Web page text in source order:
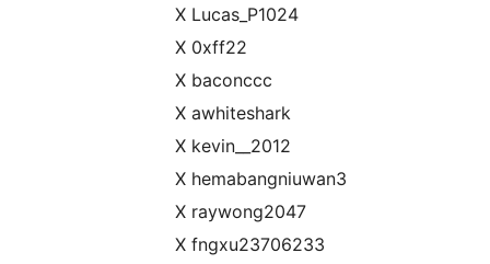
X Lucas_P1024
X 0xff22
X baconccc
X awhiteshark
X kevin__2012
X hemabangniuwan3
X raywong2047
X fngxu23706233